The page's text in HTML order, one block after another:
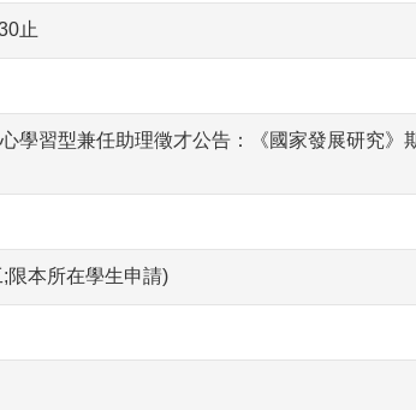
止
學習型兼任助理徵才公告：《國家發展研究》
限本所在學生申請)